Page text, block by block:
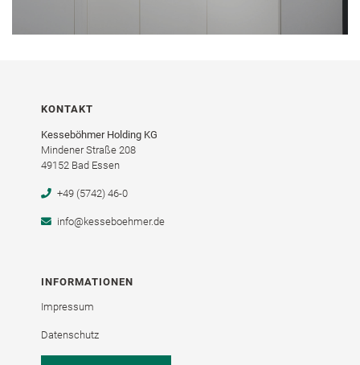
KONTAKT
Kesseböhmer Holding KG
Mindener Straße 208
49152 Bad Essen
+49 (5742) 46-0
info@kesseboehmer.de
INFORMATIONEN
Impressum
Datenschutz